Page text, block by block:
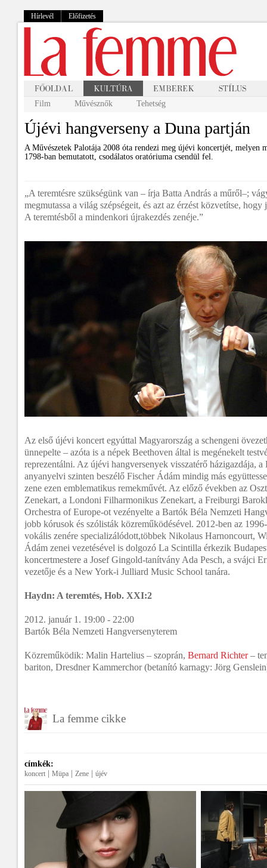
Hírlevél Előfizetés
Film Művésznők Tehetség
Újévi hangverseny a Duna partján
A Művészetek Palotája 2008 óta rendezi meg újévi koncertjét, melyen
1798-ban bemutatott, csodálatos oratóriuma csendül fel.
„A teremtésre szükségünk van – írja Batta András a műről–;
megmutassa a világ szépségeit, és azt az érzést közvetítse,
A teremtésből a mindenkori újrakezdés zenéje.”
Az első újévi koncert egyúttal Magyarország a schengeni
ünnepelte – azóta is a népek Beethoven által is megénekelt
reprezentálni. Az újévi hangversenyek visszatérő házigazdája,
anyanyelvi szinten beszélő Fischer Ádám mindig más
zene ezen emblematikus remekművét. Az előző években az
Zenekart, a Londoni Filharmonikus Zenekart, a Freiburgi
Orchestra of Europe-ot vezényelte a Bartók Béla Nemzeti
jobb kórusok és szólisták közreműködésével. 2012-ben az
vokális zenére specializálódott,többek Nikolaus Harnoncourt,
Ádám zenei vezetésével is dolgozó La Scintilla érkezik
koncertmestere a Josef Gingold-tanítvány Ada Pesch, a svájci
vezetője és a New York-i Julliard Music School tanára.
Haydn: A teremtés, Hob. XXI:2
2012. január 1. 19:00 - 22:00
Bartók Béla Nemzeti Hangversenyterem
Közreműködik: Malin Hartelius – szoprán, Bernard Richter–
bariton, Dresdner Kammerchor (betanító karnagy: Jörg
La femme cikke
címkék:
koncert Müpa Zene újév